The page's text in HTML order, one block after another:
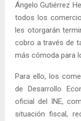
Ángelo Gutiérrez
todos los
les otorgarán
cobro a través de
más cómoda para
Para ello, los
de Desarrollo
oficial del INE,
situación fiscal,